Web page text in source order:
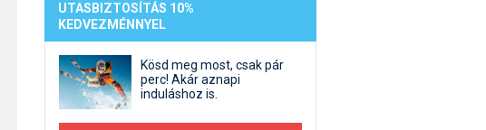
UTASBIZTOSÍTÁS 10%
KEDVEZMÉNNYEL
Kösd meg most, csak pár
perc! Akár aznapi
induláshoz is.